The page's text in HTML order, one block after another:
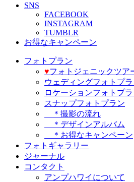
SNS
FACEBOOK
INSTAGRAM
TUMBLR
お得なキャンペーン
フォトプラン
♥️フォトジェニックツア
ウェディングフォトプ
ロケーションフォトプ
スナップフォトプラン
＊撮影の流れ
＊デザインアルバム
＊お得なキャンペーン
フォトギャラリー
ジャーナル
コンタクト
アンプハワイについて